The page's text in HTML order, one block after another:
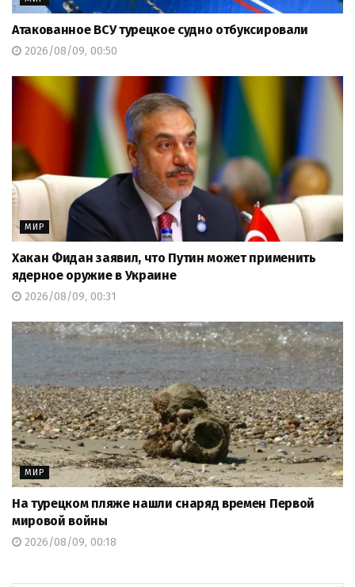
Атакованное ВСУ турецкое судно отбуксировали
2026/08/09, 00:50
МИР
Хакан Фидан заявил, что Путин может применить
ядерное оружие в Украине
2026/08/09, 00:31
МИР
На турецком пляже нашли снаряд времен Первой
мировой войны
2026/08/09, 00:18